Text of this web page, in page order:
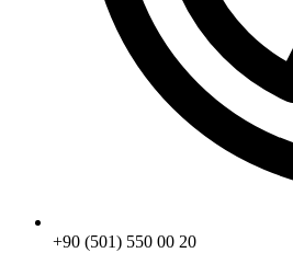
+90 (501) 550 00 20